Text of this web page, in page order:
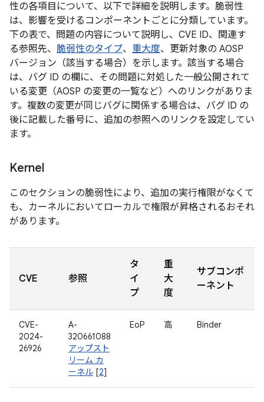
性の各項目について、以下で詳細を説明します。脆弱性
は、影響を受けるコンポーネントごとに分類しています。
下の表で、問題の内容について説明し、CVE ID、関連す
る参照先、 脆弱性のタイプ、 重大度、更新対象の AOSP
バージョン（該当する場合）を示します。該当する場合
は、バグ ID の欄に、その問題に対処した一般公開されて
いる変更（AOSP の変更の一覧など）へのリンクがありま
す。複数の変更が同じバグに関係する場合は、バグ ID の
後に記載した番号に、追加の参照へのリンクを設定してい
ます。
Kernel
このセクションの脆弱性により、追加の実行権限がなくて
も、カーネルにおいてローカルで権限が昇格されるおそれ
があります。
CVE 参照
タ
イ
プ
重
大
度
サブコンポ
ーネント
CVE-
2024-
26926
A-
320661088
アップスト
リーム カ
ーネル [2]
EoP 高 Binder